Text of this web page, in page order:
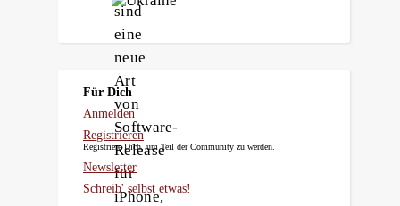
sind
eine
neue
Art
von
Software-
Release
für
iPhone,
Für Dich
Anmelden
Registrieren
Registriere Dich, um Teil der Community zu werden.
Newsletter
Schreib' selbst etwas!